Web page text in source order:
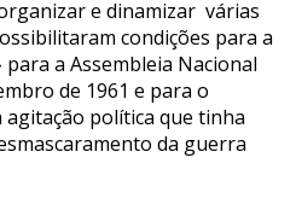
e dinamizar várias
condições para a
a Assembleia Nacional
de 1961 e para o
agitação política que tinha
da guerra